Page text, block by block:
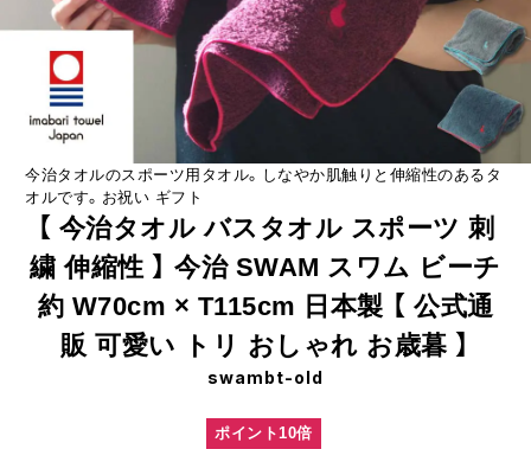
今治タオルのスポーツ用タオル。しなやか肌触りと伸縮性のあるタ
オルです。お祝い ギフト
【 今治タオル バスタオル スポーツ 刺
繍 伸縮性 】 今治 SWAM スワム ビーチ
約 W70cm × T115cm 日本製 【 公式通
販 可愛い トリ おしゃれ お歳暮 】
swambt-old
ポイント10倍